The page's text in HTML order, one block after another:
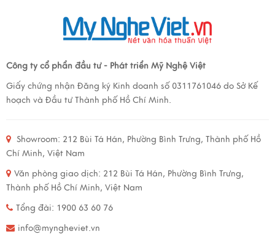
Công ty cổ phẩn đầu tư - Phát triển Mỹ Nghệ Việt
Giấy chứng nhận Đăng ký Kinh doanh số 0311761046 do Sở Kế
hoạch và Đầu tư Thành phố Hồ Chí Minh.
Showroom: 212 Bùi Tá Hán, Phường Bình Trưng, Thành phố Hồ
Chí Minh, Việt Nam
Văn phòng giao dịch: 212 Bùi Tá Hán, Phường Bình Trưng,
Thành phố Hồ Chí Minh, Việt Nam
Tổng đài: 1900 63 60 76
info@myngheviet.vn